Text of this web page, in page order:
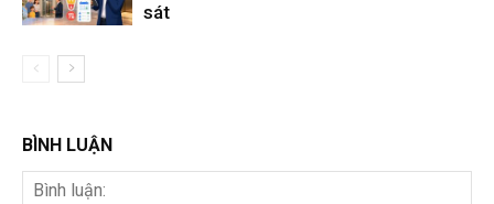
sát
BÌNH LUẬN